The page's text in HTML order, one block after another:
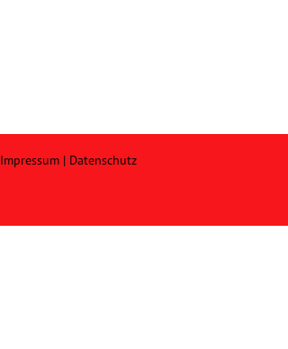
Impressum| Datenschutz